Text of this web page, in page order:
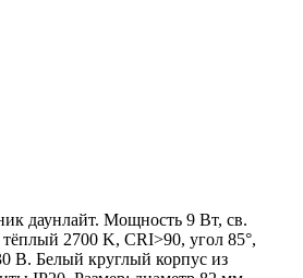
даунлайт. Мощность 9 Вт, св.
2700 K, CRI>90, угол 85°,
В. Белый круглый корпус из